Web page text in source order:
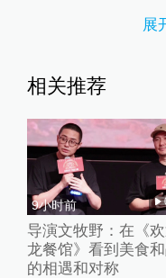
展
相关推荐
9小时前
导演文牧野：在《
龙餐馆》看到美食
的相遇和对称